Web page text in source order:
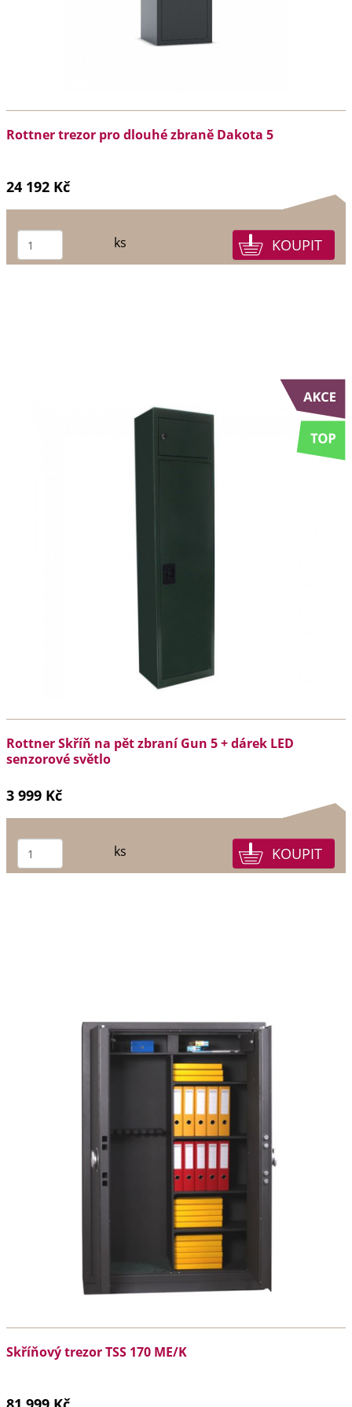
Rottner trezor pro dlouhé zbraně Dakota 5
24 192 Kč
ks
Rottner Skříň na pět zbraní Gun 5 + dárek LED
senzorové světlo
3 999 Kč
ks
Skříňový trezor TSS 170 ME/K